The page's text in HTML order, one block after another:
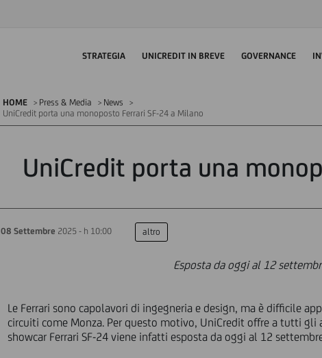
STRATEGIA UNICREDIT IN BREVE GOVERNANCE
HOME Press & Media
News
UniCredit porta una monoposto Ferrari SF-24 a Milano
UniCredit porta una
08 Settembre 2025 - h 10:00 altro
Esposta da oggi al 12
Le Ferrari sono capolavori di ingegneria e design, ma è difficile
circuiti come Monza. Per questo motivo, UniCredit offre a tutti
showcar Ferrari SF-24 viene infatti esposta da oggi al 12